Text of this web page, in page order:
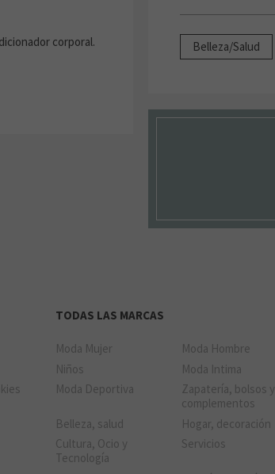
corporal.
Belleza/Salud
TODAS LAS MARCAS
Moda Mujer
Moda Hombre
Niños
Moda Intima
Moda Deportiva
Zapatería, bolsos y
complementos
Belleza, salud
Hogar, decoración
Cultura, Ocio y
Tecnología
Servicios